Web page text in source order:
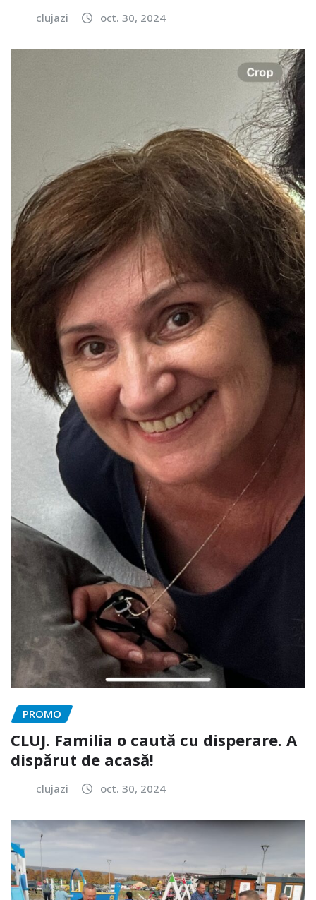
clujazi oct. 30, 2024
PROMO
CLUJ. Familia o caută cu disperare. A
dispărut de acasă!
clujazi oct. 30, 2024